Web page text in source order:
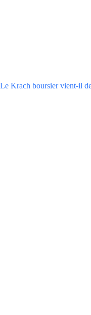
Le Krach boursier vient-il